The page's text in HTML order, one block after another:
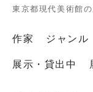
東京都現代美術館
作家 ジャンル
展示・貸出中